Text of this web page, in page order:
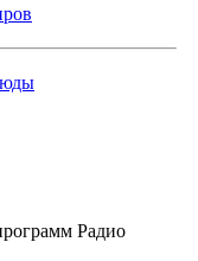
Радио